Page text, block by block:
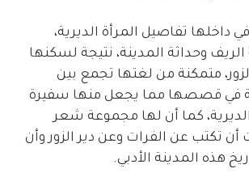
داخلها تفاصيل المرأة الديرية،
وحداثة المدينة، نتيجة لسكنها
متمكنة من لغتها تجمع بين
في قصصها مما يجعل منها سفيرة
كما أن لها مجموعة شعر
تكتب عن الفرات وعن دير الزور وأن
هذه المدينة الأدبي.